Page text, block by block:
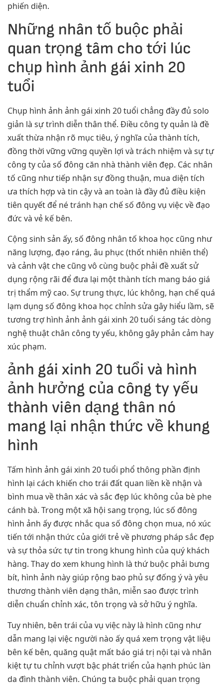
phiến diện.
Những nhân tố buộc phải
quan trọng tâm cho tới lúc
chụp hình ảnh gái xinh 20
tuổi
Chụp hình ảnh ảnh gái xinh 20 tuổi chẳng đầy đủ solo
giản là sự trình diễn thân thể. Điều công ty quản là đề
xuất thừa nhận rõ mục tiêu, ý nghĩa của thành tích,
đồng thời vững vững quyền lợi và trách nhiệm và sự tự
công ty của số đông căn nhà thành viên đẹp. Các nhân
tố cũng như tiếp nhận sự đồng thuận, mua diện tích
ưa thích hợp và tin cậy và an toàn là đầy đủ điều kiện
tiên quyết để né tránh hạn chế số đông vụ việc về đạo
đức và vẻ kế bên.
Cộng sinh sản ấy, số đông nhân tố khoa học cũng như
năng lượng, đạo ráng, âu phục (thốt nhiên nhiên thể)
và cảnh vật che cũng vô cùng buộc phải đề xuất sử
dụng rộng rãi để đưa lại một thành tích mang báo giá
trị thẩm mỹ cao. Sự trung thực, lúc không, hạn chế quá
lạm dụng số đông khoa học chỉnh sửa gây hiểu lầm, sẽ
tương trợ hình ảnh ảnh gái xinh 20 tuổi sáng tác dòng
nghệ thuật chân công ty yếu, không gây phản cảm hay
xúc phạm.
ảnh gái xinh 20 tuổi và hình
ảnh hưởng của công ty yếu
thành viên dạng thân nó
mang lại nhận thức về khung
hình
Tấm hình ảnh gái xinh 20 tuổi phổ thông phần định
hình lại cách khiến cho trái đất quan liền kề nhận và
bình mua về thân xác và sắc đẹp lúc không của bè phe
cánh bà. Trong một xã hội sang trọng, lúc số đông
hình ảnh ấy được nhắc qua số đông chọn mua, nó xúc
tiến tới nhận thức của giới trẻ về phương pháp sắc đẹp
và sự thỏa sức tự tin trong khung hình của quý khách
hàng. Thay do xem khung hình là thứ buộc phải bưng
bít, hình ảnh này giúp rộng bao phủ sự đống ý và yêu
thương thành viên dạng thân, miễn sao được trình
diễn chuẩn chỉnh xác, tôn trọng và sở hữu ý nghĩa.
Tuy nhiên, bên trái của vụ việc này là hình cũng như
dẫn mang lại việc người nào ấy quá xem trọng vật liệu
bên kế bên, quăng quật mất báo giá trị nội tại và nhân
kiệt tự tu chỉnh vượt bậc phát triển của hạnh phúc làn
da đình thành viên. Chúng ta buộc phải quan trọng